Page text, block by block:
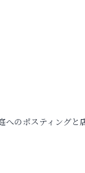
へのポスティングと